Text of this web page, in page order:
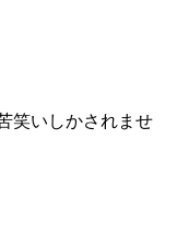
笑いしかされませ